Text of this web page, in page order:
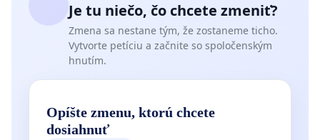
Je tu niečo, čo chcete zmeniť?
Zmena sa nestane tým, že zostaneme ticho.
Vytvorte petíciu a začnite so spoločenským
hnutím.
Opíšte zmenu, ktorú chcete
dosiahnuť